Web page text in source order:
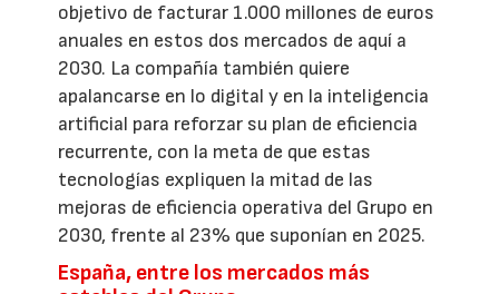
objetivo de facturar 1.000 millones de euros
anuales en estos dos mercados de aquí a
2030. La compañía también quiere
apalancarse en lo digital y en la inteligencia
artificial para reforzar su plan de eficiencia
recurrente, con la meta de que estas
tecnologías expliquen la mitad de las
mejoras de eficiencia operativa del Grupo en
2030, frente al 23% que suponían en 2025.
España, entre los mercados más